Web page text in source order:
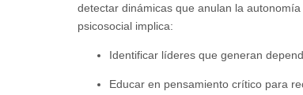
detectar dinámicas que anulan la
psicosocial implica:
Identificar líderes que generan
Educar en pensamiento crítico para